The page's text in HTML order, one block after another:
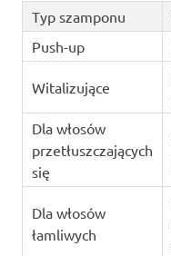
Typ szamponu
Push-up
Witalizujące
Dla włosów
przetłuszczających
się
Dla włosów
łamliwych